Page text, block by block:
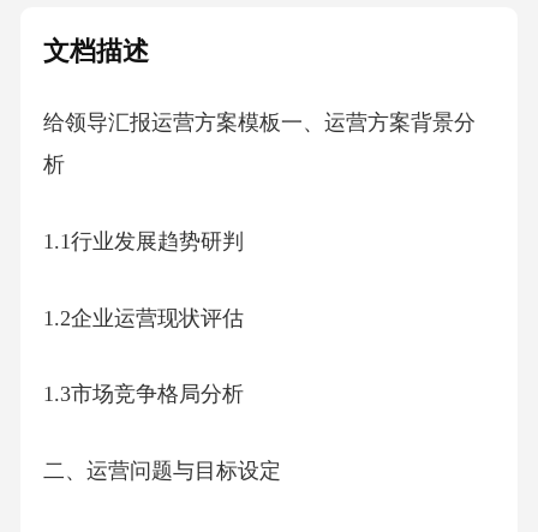
文档描述
给领导汇报运营方案模板一、运营方案背景分
析
1.1行业发展趋势研判
1.2企业运营现状评估
1.3市场竞争格局分析
二、运营问题与目标设定